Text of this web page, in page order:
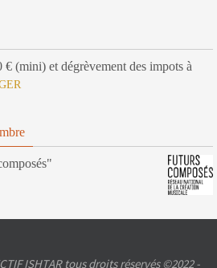
(mini) et dégrèvement des impots à
ISHTAR tous droits réservés ©2022 -